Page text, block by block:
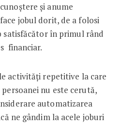
și anume
jobul dorit, de a folosi
în primul rând
financiar.
activități repetitive la care
nu este cerută,
automatizarea
ne gândim la acele joburi